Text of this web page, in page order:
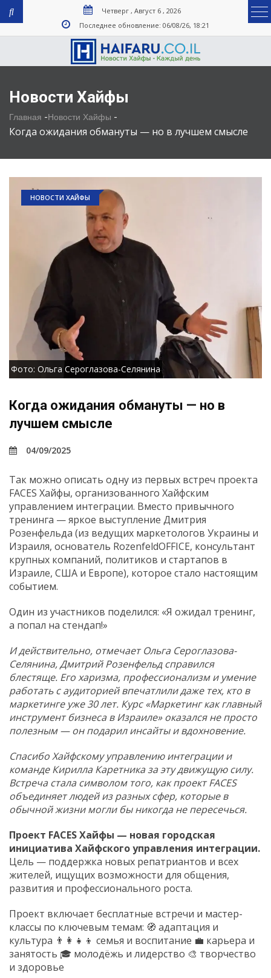
Четверг , Август 6 , 2026
Последнее обновление: 06/08/26, 18:21
Новости Хайфы
Главная -Новости Хайфы -
Когда ожидания обмануты — но в лучшем смысле
НОВОСТИ ХАЙФЫ
Фото: Ольга Сероглазова-Селянина
Когда ожидания обмануты — но в
лучшем смысле
04/09/2025
Так можно описать одну из первых встреч проекта
FACES Хайфы, организованного Хайфским
управлением интеграции. Вместо привычного
тренинга — яркое выступление Дмитрия
Розенфельда (из ведущих маркетологов Украины и
Израиля, основатель RozenfeldOFFICE, консультант
крупных компаний, политиков и стартапов в
Израиле, США и Европе), которое стало настоящим
событием.
Один из участников поделился: «Я ожидал тренинг,
а попал на стендап!»
И действительно, отмечает Ольга Сероглазова-
Селянина, Дмитрий Розенфельд справился
блестяще. Его харизма, профессионализм и умение
работать с аудиторией впечатлили даже тех, кто в
маркетинге уже 30 лет. Курс «Маркетинг как главный
инструмент бизнеса в Израиле» оказался не просто
полезным — он подарил инсайты и вдохновение.
Спасибо Хайфскому управлению интеграции и
команде Кирилла Каретника за эту движущую силу.
Встреча стала символом того, как проект FACES
объединяет людей из разных сфер, которые в
обычной жизни могли бы никогда не пересечься.
Проект FACES Хайфы — новая городская
инициатива Хайфского управления интеграции.
Цель — поддержка новых репатриантов и всех
жителей, ищущих возможности для общения,
развития и профессионального роста.
Проект включает бесплатные встречи и мастер-
классы по ключевым темам: 🧭 адаптация и
культура 👨‍👩‍👧‍👦 семья и воспитание 💼 карьера и
занятость 🎓 молодёжь и лидерство 🎨 творчество
и здоровье